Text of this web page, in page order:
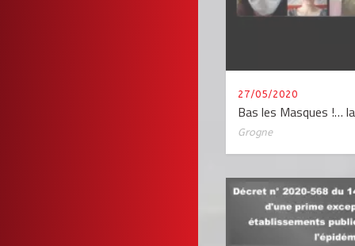
27/05/2020
Bas les Masques !…
Grogne